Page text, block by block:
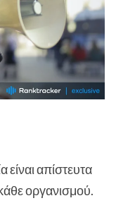
είναι απίστευτα
οργανισμού.